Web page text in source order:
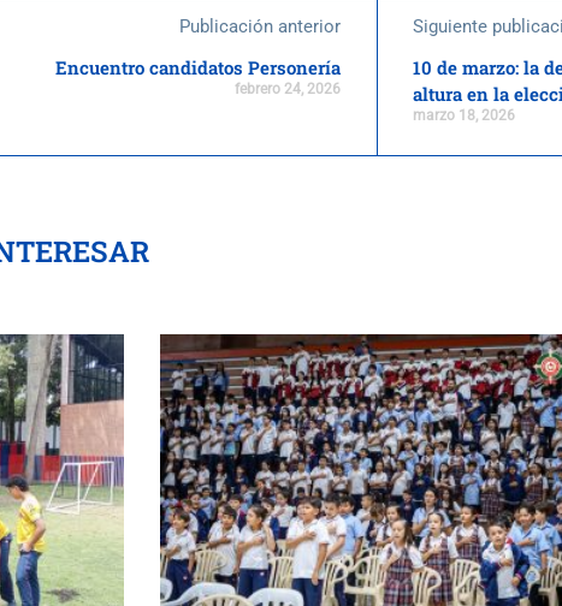
Publicación anterior
Encuentro candidatos Personería
febrero 24, 2026
Siguiente
10 de marzo: la
altura en la
marzo 18, 2026